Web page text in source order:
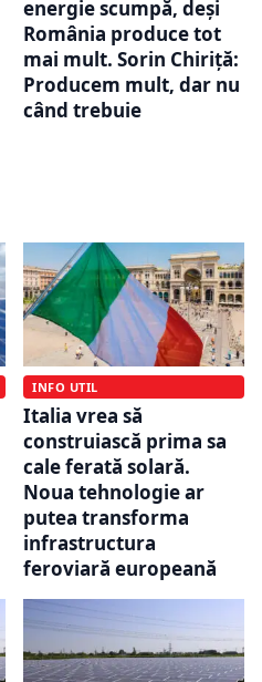
energie scumpă, deși
România produce tot
mai mult. Sorin Chiriță:
Producem mult, dar nu
când trebuie
INFO UTIL
Italia vrea să
construiască prima sa
cale ferată solară.
Noua tehnologie ar
putea transforma
infrastructura
feroviară europeană